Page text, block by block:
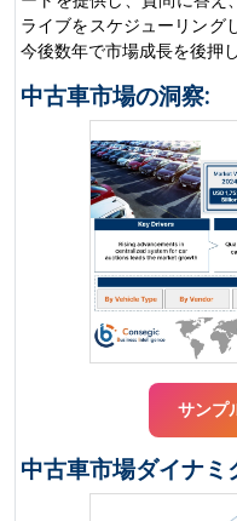
ライブをスケジューリング
今後数年で市場成長を後押
中古車市場の洞察:
サンプ
中古車市場ダイナ